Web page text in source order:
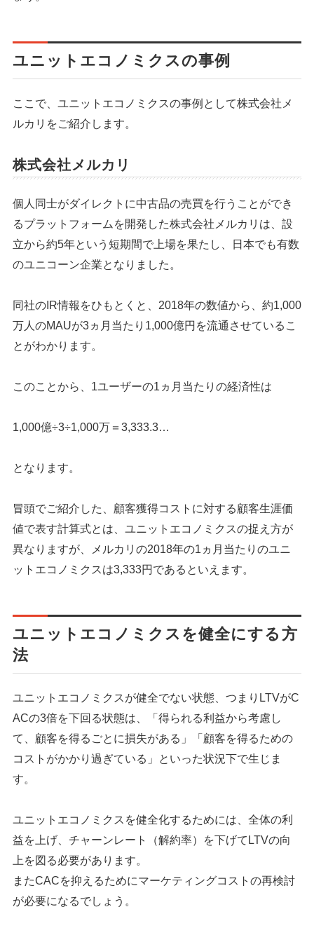
ユニットエコノミクスの事例
ここで、ユニットエコノミクスの事例として株式会社メ
ルカリをご紹介します。
株式会社メルカリ
個人同士がダイレクトに中古品の売買を行うことができ
るプラットフォームを開発した株式会社メルカリは、設
立から約5年という短期間で上場を果たし、日本でも有数
のユニコーン企業となりました。
同社のIR情報をひもとくと、2018年の数値から、約1,000
万人のMAUが3ヵ月当たり1,000億円を流通させているこ
とがわかります。
このことから、1ユーザーの1ヵ月当たりの経済性は
1,000億÷3÷1,000万＝3,333.3…
となります。
冒頭でご紹介した、顧客獲得コストに対する顧客生涯価
値で表す計算式とは、ユニットエコノミクスの捉え方が
異なりますが、メルカリの2018年の1ヵ月当たりのユニ
ットエコノミクスは3,333円であるといえます。
ユニットエコノミクスを健全にする方
法
ユニットエコノミクスが健全でない状態、つまりLTVがC
ACの3倍を下回る状態は、「得られる利益から考慮し
て、顧客を得るごとに損失がある」「顧客を得るための
コストがかかり過ぎている」といった状況下で生じま
す。
ユニットエコノミクスを健全化するためには、全体の利
益を上げ、チャーンレート（解約率）を下げてLTVの向
上を図る必要があります。
またCACを抑えるためにマーケティングコストの再検討
が必要になるでしょう。